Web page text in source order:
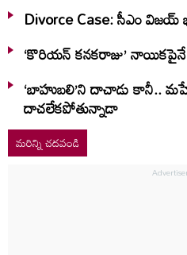
Divorce
‘కొరియన్ కనకరాజు’ నాయికపైనే
‘బాహుబలి’ని దాచాడు కానీ..
దాచలేకపోతున్నాడా
మరిన్ని చదవండి